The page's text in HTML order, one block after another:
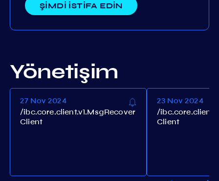
ŞİMDİ İSTİFA EDİN
Yönetişim
27 Nov 2024
/ibc.core.client.v1.MsgRecover
Client
23 Nov 2024
/
Client